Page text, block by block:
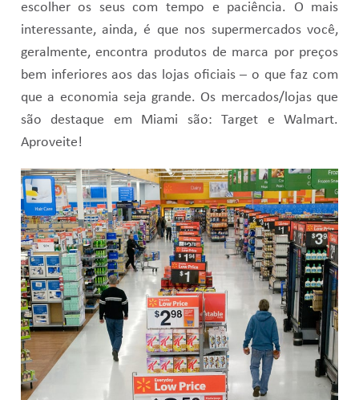
escolher os seus com tempo e paciência. O mais
interessante, ainda, é que nos supermercados você,
geralmente, encontra produtos de marca por preços
bem inferiores aos das lojas oficiais – o que faz com
que a economia seja grande. Os mercados/lojas que
são destaque em Miami são: Target e Walmart.
Aproveite!